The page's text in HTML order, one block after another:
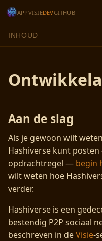
APPVISIEDEVGITHUB
INHOUD
Aan de slag
Als je gewoon wilt
Hashiverse kunt
opdrachtregel — begin
wilt weten hoe
verder.
Hashiverse is een
bestendig P2P sociaal
beschreven in deVisie-